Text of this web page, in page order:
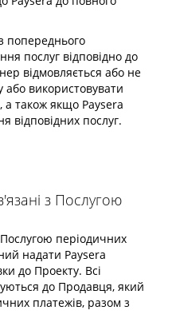
попереднього
послуг відповідно до
відмовляється або не
використовувати
а також якщо Paysera
відповідних послуг.
з Послугою
періодичних
надати Paysera
до Проекту. Всі
до Продавця, який
платежів, разом з